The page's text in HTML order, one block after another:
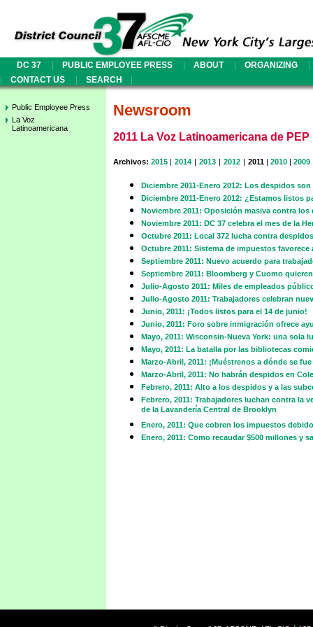
DC 37 | PUBLIC EMPLOYEE PRESS | ABOUT | ORGANIZING
|
|
CONTACT US | SEARCH |
Public Employee Press
La Voz
Latinoamericana
Newsroom
2011 La Voz Latinoamericana de PEP
Archivos: 2015 | 2014 | 2013 | 2012 | 2011 | 2010 | 2009
Diciembre 2011-Enero 2012: Los despidos
Diciembre 2011-Enero 2012: ¿Estamos listos
Noviembre 2011: Oposición masiva contra los
Noviembre 2011: DC 37 celebra el mes de la
Octubre 2011: Local 372 lucha contra
Octubre 2011: Sistema de impuestos favorece
Septiembre 2011: Nuevo acuerdo para
Septiembre 2011: Bloomberg y Cuomo
Julio-Agosto 2011: Miles de empleados
Julio-Agosto 2011: Trabajadores celebran
Junio, 2011: ¡Todos listos para el 14 de junio!
Junio, 2011: Foro sobre inmigración ofrece
Mayo, 2011: Wisconsin-Nueva York: una sola
Mayo, 2011: La batalla por las bibliotecas
Marzo-Abril, 2011: ¡Muéstrenos a dónde se
Marzo-Abril, 2011: No habrán despidos en
Febrero, 2011: Alto a los despidos y a las
Febrero, 2011: Trabajadores luchan contra la
de la Lavandería Central de Brooklyn
Enero, 2011: Que cobren los impuestos
Enero, 2011: Como recaudar $500 millones y